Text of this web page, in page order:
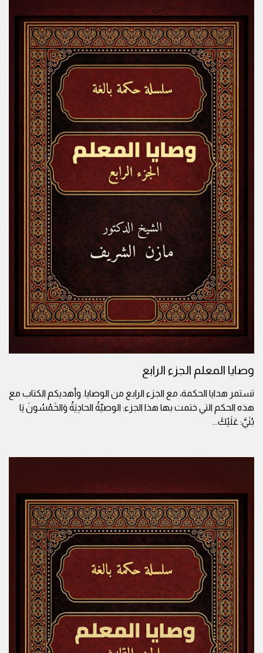
وصايا المعلم الجزء الرابع
تستمر هدايا الحكمة، مع الجزء الرابع من الوصايا. وأهديكم الكتاب مع
هذه الحكم التي ختمت بها هذا الجزء: الوصيّةُ الحادِيَةُ وَالخَمْسُونَ يَا
بُنَيَّ: عَلَيْكَ...